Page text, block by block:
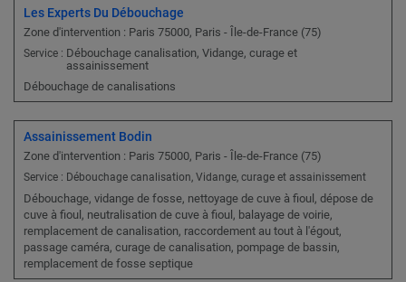
Les Experts Du Débouchage
Zone d'intervention : Paris 75000, Paris - Île-de-France (75)
Service : Débouchage canalisation, Vidange, curage et
assainissement
Débouchage de canalisations
Assainissement Bodin
Zone d'intervention : Paris 75000, Paris - Île-de-France (75)
Service : Débouchage canalisation, Vidange, curage et assainissement
Débouchage, vidange de fosse, nettoyage de cuve à fioul, dépose de
cuve à fioul, neutralisation de cuve à fioul, balayage de voirie,
remplacement de canalisation, raccordement au tout à l'égout,
passage caméra, curage de canalisation, pompage de bassin,
remplacement de fosse septique